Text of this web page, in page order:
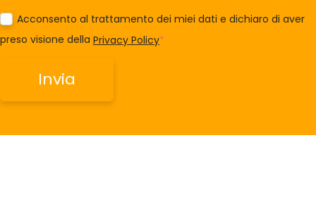
Acconsento al trattamento dei miei dati e dichiaro di aver
preso visione della Privacy Policy*